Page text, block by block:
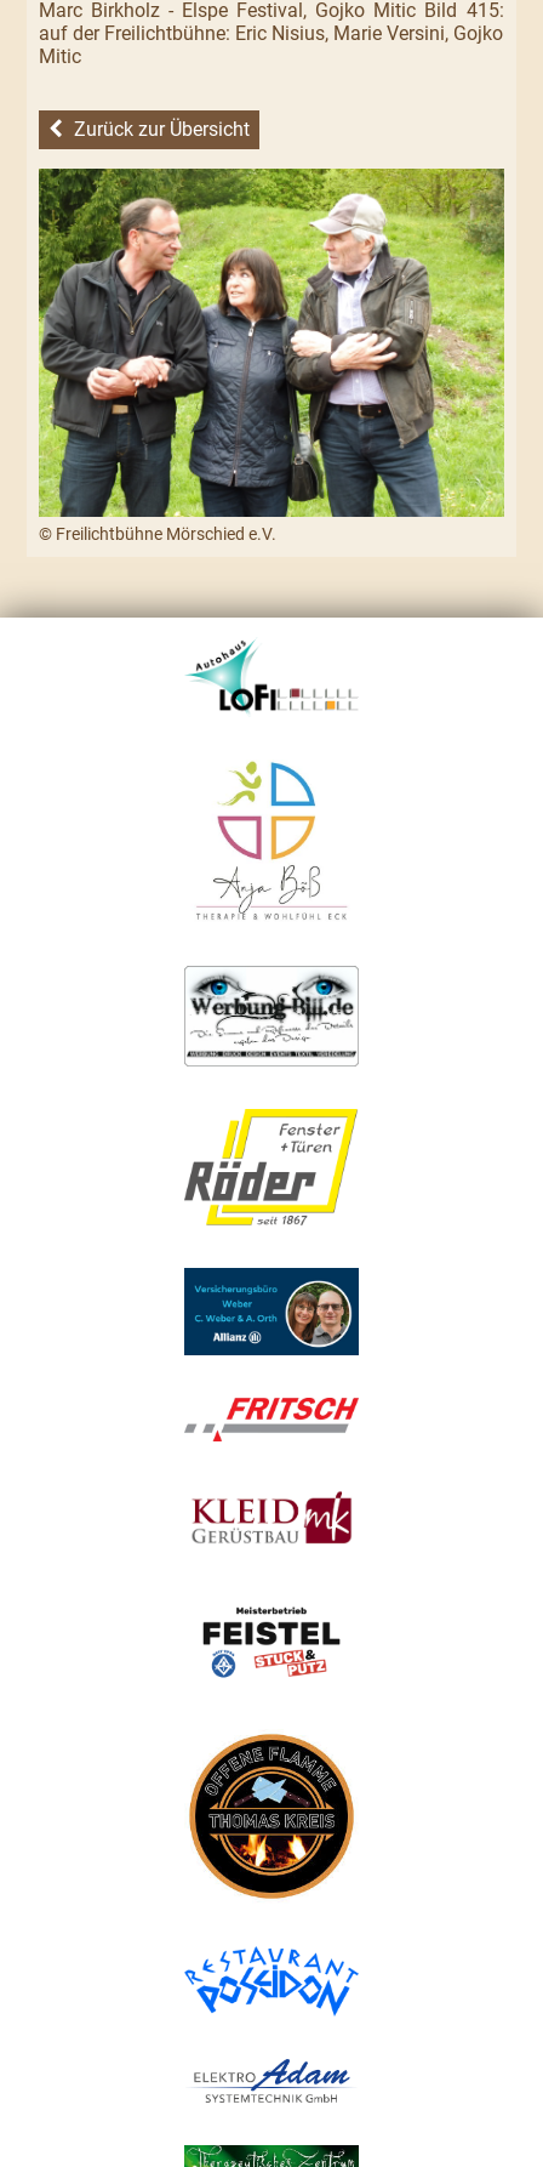
Marc Birkholz - Elspe Festival, Gojko Mitic Bild 415:
auf der Freilichtbühne: Eric Nisius, Marie Versini, Gojko
Mitic
Zurück zur Übersicht
© Freilichtbühne Mörschied e.V.